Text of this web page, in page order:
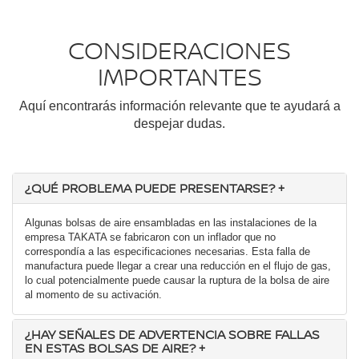
CONSIDERACIONES
IMPORTANTES
Aquí encontrarás información relevante que te ayudará a
despejar dudas.
¿QUÉ PROBLEMA PUEDE PRESENTARSE?+
Algunas bolsas de aire ensambladas en las instalaciones de la
empresa TAKATA se fabricaron con un inflador que no
correspondía a las especificaciones necesarias. Esta falla de
manufactura puede llegar a crear una reducción en el flujo de gas,
lo cual potencialmente puede causar la ruptura de la bolsa de aire
al momento de su activación.
¿HAY SEÑALES DE ADVERTENCIA SOBRE FALLAS
EN ESTAS BOLSAS DE AIRE?+